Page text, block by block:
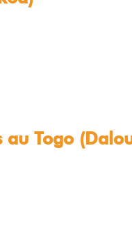
au Togo